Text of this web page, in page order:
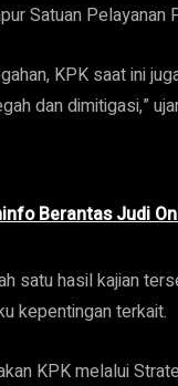
Satuan Pelayanan
KPK saat ini
dan dimitigasi,”
Berantas Judi
satu hasil kajian
kepentingan terkait.
KPK melalui